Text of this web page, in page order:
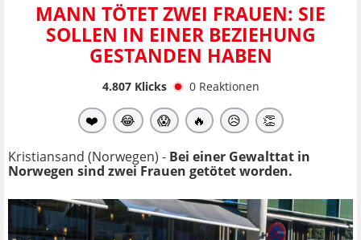
MANN TÖTET ZWEI FRAUEN: SIE
SOLLEN IN EINER BEZIEHUNG
GESTANDEN HABEN
4.807Klicks 0 Reaktionen
❤️ 😂 😱 🔥 😥 👏
Kristiansand (Norwegen) - Bei einer Gewalttat in
Norwegen sind zwei Frauen getötet worden.